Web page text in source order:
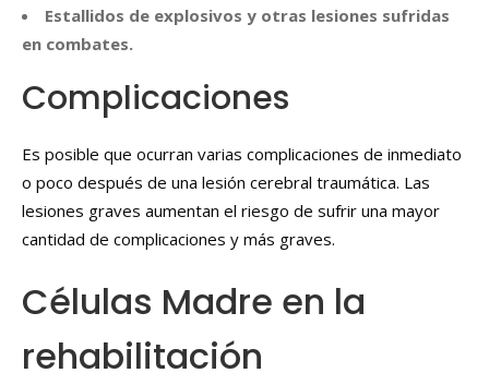
Estallidos de explosivos y otras lesiones sufridas
en combates.
Complicaciones
Es posible que ocurran varias complicaciones de inmediato
o poco después de una lesión cerebral traumática. Las
lesiones graves aumentan el riesgo de sufrir una mayor
cantidad de complicaciones y más graves.
Células Madre en la
rehabilitación